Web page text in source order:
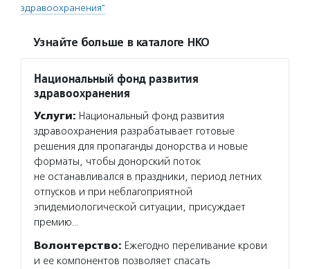
здравоохранения"
Узнайте больше в каталоге НКО
Национальный фонд развития
здравоохранения
Услуги: Национальный фонд развития
здравоохранения разрабатывает готовые
решения для пропаганды донорства и новые
форматы, чтобы донорский поток
не останавливался в праздники, период летних
отпусков и при неблагоприятной
эпидемиологической ситуации, присуждает
премию…
Волонтерство: Ежегодно переливание крови
и ее компонентов позволяет спасать